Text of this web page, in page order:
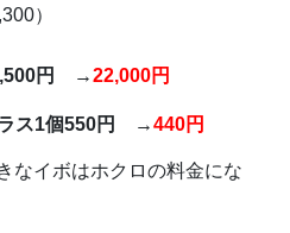
）
円 →22,000円
ス1個550円 →440円
なイボはホクロの料金にな